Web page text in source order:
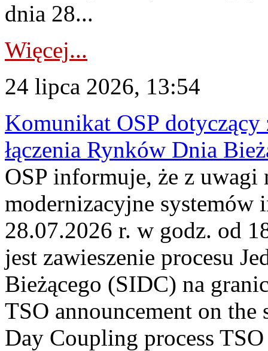
dnia 28...
Więcej...
24 lipca 2026, 13:54
Komunikat OSP dotyczący
łączenia Rynków Dnia
OSP informuje, że z uwagi
modernizacyjne
28.07.2026 r. w godz. od
jest zawieszenie procesu
Bieżącego (SIDC) na
TSO announcement on
Day Coupling process